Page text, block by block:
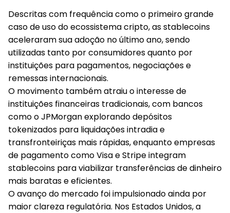
Descritas com frequência como o primeiro grande
caso de uso do ecossistema cripto, as stablecoins
aceleraram sua adoção no último ano, sendo
utilizadas tanto por consumidores quanto por
instituições para pagamentos, negociações e
remessas internacionais.
O movimento também atraiu o interesse de
instituições financeiras tradicionais, com bancos
como o JPMorgan explorando depósitos
tokenizados para liquidações intradia e
transfronteiriças mais rápidas, enquanto empresas
de pagamento como Visa e Stripe integram
stablecoins para viabilizar transferências de dinheiro
mais baratas e eficientes.
O avanço do mercado foi impulsionado ainda por
maior clareza regulatória. Nos Estados Unidos, a